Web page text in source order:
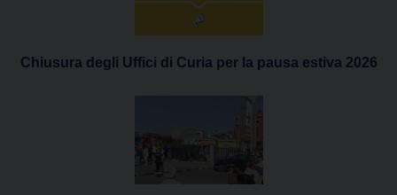
Chiusura degli Uffici di Curia per la pausa estiva 2026